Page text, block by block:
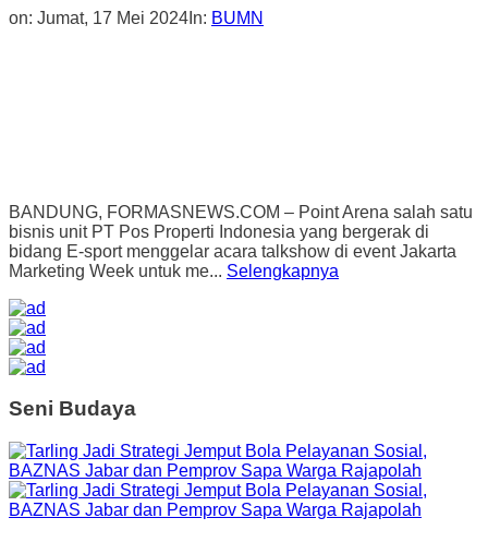
on: Jumat, 17 Mei 2024 In: BUMN
BANDUNG, FORMASNEWS.COM – Point Arena salah satu
bisnis unit PT Pos Properti Indonesia yang bergerak di
bidang E-sport menggelar acara talkshow di event Jakarta
Marketing Week untuk me... Selengkapnya
Seni Budaya